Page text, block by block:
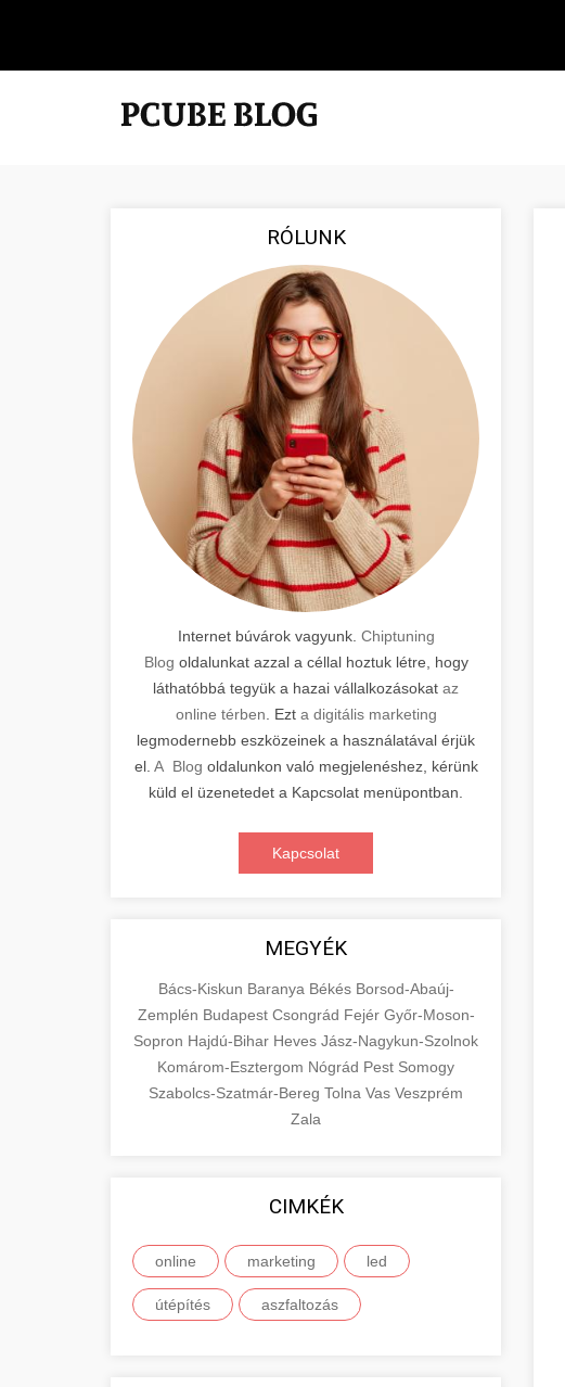
RÓLUNK
Internet búvárok vagyunk. Chiptuning
Blog oldalunkat azzal a céllal hoztuk létre, hogy
láthatóbbá tegyük a hazai vállalkozásokat az
online térben . Ezt a digitális marketing
legmodernebb eszközeinek a használatával érjük
el. A Blog oldalunkon való megjelenéshez, kérünk
küld el üzenetedet a Kapcsolat menüpontban.
Kapcsolat
MEGYÉK
Bács-Kiskun Baranya Békés Borsod-Abaúj-
Zemplén Budapest Csongrád Fejér Győr-Moson-
Sopron Hajdú-Bihar Heves Jász-Nagykun-Szolnok
Komárom-Esztergom Nógrád Pest Somogy
Szabolcs-Szatmár-Bereg Tolna Vas Veszprém
Zala
CIMKÉK
online marketing led
útépítés aszfaltozás